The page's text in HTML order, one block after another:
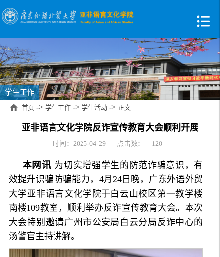
学生工作
首页 -> 学生工作 -> 学生活动 -> 正文
亚非语言文化学院反诈宣传教育大会顺利开展
时间：2025-04-29 点击数： 120
本网讯 为切实增强学生的防范诈骗意识，有
效提升识骗防骗能力，4月24日晚，广东外语外贸
大学亚非语言文化学院于白云山校区第一教学楼
南楼109教室，顺利举办反诈宣传教育大会。本次
大会特别邀请广州市公安局白云分局反诈中心的
汤警官主持讲解。